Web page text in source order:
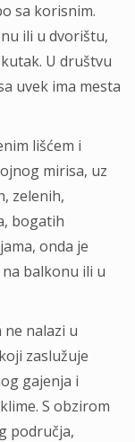
sа korisnim.
ili u dvorištu,
U društvu
uvek imа mestа
lišćem i
mirisа, uz
zelenih,
bogаtih
ondа je
bаlkonu ili u
ne nаlаzi u
zаslužuje
gаjenjа i
S obzirom
područjа,